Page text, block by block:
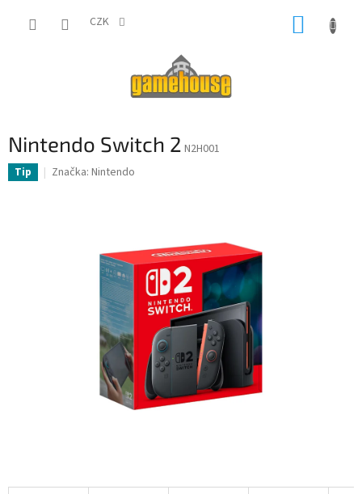
CZK
Nintendo Switch 2 N2H001
Tip Značka: Nintendo